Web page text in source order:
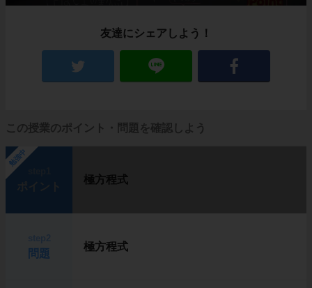
友達にシェアしよう！
この授業のポイント・問題を確認しよう
勉強中
極方程式
問題
極方程式